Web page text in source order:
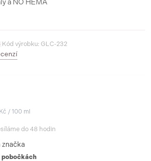
Kód výrobku: GLC-232
/ 100 ml
do 48 hodin
značka
pobočkách